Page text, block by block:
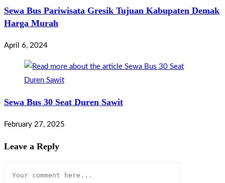
Sewa Bus Pariwisata Gresik Tujuan Kabupaten Demak
Harga Murah
April 6, 2024
Sewa Bus 30 Seat Duren Sawit
February 27, 2025
Leave a Reply